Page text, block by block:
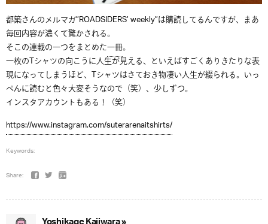
都築さんのメルマガ”ROADSIDERS’ weekly”は購読してるんですが、まあ
毎回内容が濃くて驚かされる。
そこの連載の一つをまとめた一冊。
一枚のTシャツの向こうに人生が見える、といえばすごくありきたりな表
現になってしまうほど、Tシャツはさておき物凄い人生が綴られる。いっ
ぺんに読むと色々大変そうなので（笑）、少しずつ。
インスタアカウントもある！（笑）
https://www.instagram.com/suterarenaitshirts/
Keywords:
Share: